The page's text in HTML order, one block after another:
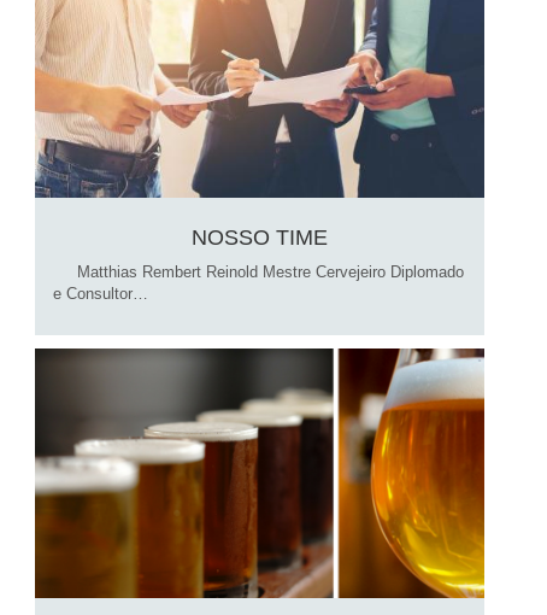
NOSSO TIME
Matthias Rembert Reinold Mestre Cervejeiro Diplomado
e Consultor…